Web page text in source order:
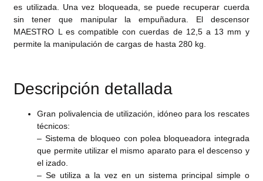
es utilizada. Una vez bloqueada, se puede recuperar cuerda
sin tener que manipular la empuñadura. El descensor
MAESTRO L es compatible con cuerdas de 12,5 a 13 mm y
permite la manipulación de cargas de hasta 280 kg.
Descripción detallada
Gran polivalencia de utilización, idóneo para los rescates
técnicos:
– Sistema de bloqueo con polea bloqueadora integrada
que permite utilizar el mismo aparato para el descenso y
el izado.
– Se utiliza a la vez en un sistema principal simple o